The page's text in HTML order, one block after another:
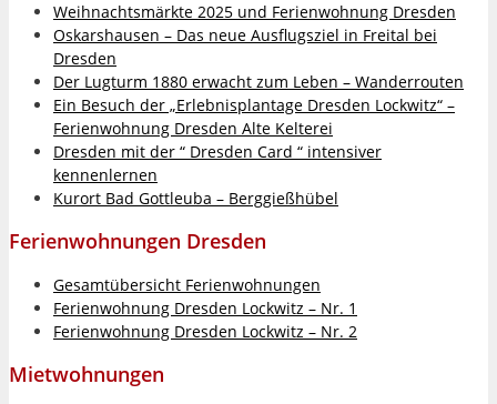
Weihnachtsmärkte 2025 und Ferienwohnung Dresden
Oskarshausen – Das neue Ausflugsziel in Freital bei
Dresden
Der Lugturm 1880 erwacht zum Leben – Wanderrouten
Ein Besuch der „Erlebnisplantage Dresden Lockwitz“ –
Ferienwohnung Dresden Alte Kelterei
Dresden mit der “ Dresden Card “ intensiver
kennenlernen
Kurort Bad Gottleuba – Berggießhübel
Ferienwohnungen Dresden
Gesamtübersicht Ferienwohnungen
Ferienwohnung Dresden Lockwitz – Nr. 1
Ferienwohnung Dresden Lockwitz – Nr. 2
Mietwohnungen